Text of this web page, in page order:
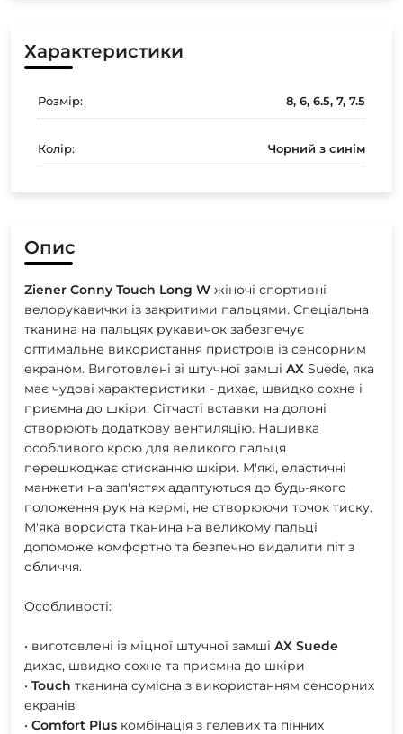
Характеристики
Розмір: 8, 6, 6.5, 7, 7.5
Колір: Чорний з синім
Опис
Ziener Conny Touch Long W жіночі спортивні
велорукавички із закритими пальцями. Спеціальна
тканина на пальцях рукавичок забезпечує
оптимальне використання пристроїв із сенсорним
екраном. Виготовлені зі штучної замші AX Suede, яка
має чудові характеристики - дихає, швидко сохне і
приємна до шкіри. Сітчасті вставки на долоні
створюють додаткову вентиляцію. Нашивка
особливого крою для великого пальця
перешкоджає стисканню шкіри. М'які, еластичні
манжети на зап'ястях адаптуються до будь-якого
положення рук на кермі, не створюючи точок тиску.
М'яка ворсиста тканина на великому пальці
допоможе комфортно та безпечно видалити піт з
обличчя.
Особливості:
• виготовлені із міцної штучної замші AX Suede
дихає, швидко сохне та приємна до шкіри
• Touch тканина сумісна з використанням сенсорних
екранів
• Comfort Plus комбінація з гелевих та пінних